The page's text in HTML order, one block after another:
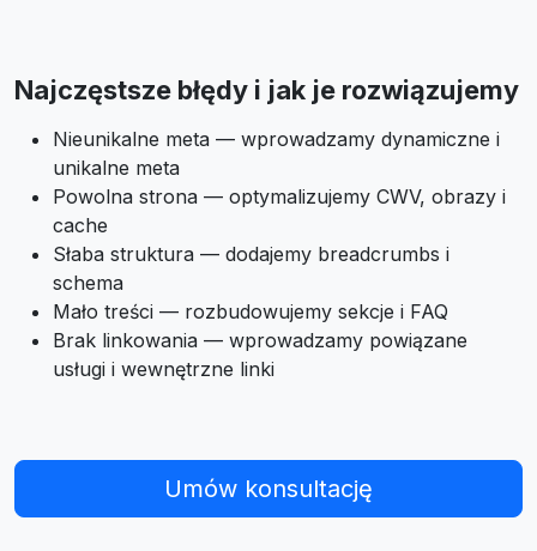
Najczęstsze błędy i jak je rozwiązujemy
Nieunikalne meta — wprowadzamy dynamiczne i
unikalne meta
Powolna strona — optymalizujemy CWV, obrazy i
cache
Słaba struktura — dodajemy breadcrumbs i
schema
Mało treści — rozbudowujemy sekcje i FAQ
Brak linkowania — wprowadzamy powiązane
usługi i wewnętrzne linki
Umów konsultację